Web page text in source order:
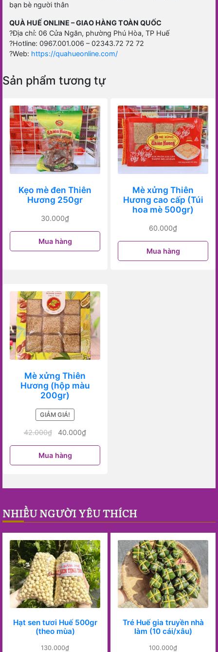
bạn bè người thân
QUÀ HUẾ ONLINE – GIAO HÀNG TOÀN QUỐC
?Địa chỉ: 06 Cửa Ngăn, phường Phú Hòa, TP Huế
?Hotline: 0967.001.006 – 02343.72 72 72
?Web: https://quahueonline.com/
Sản phẩm tương tự
Kẹo mè đen Thiên
Hương 250gr
30.000₫
Mua hàng
Mè xửng Thiên
Hương cao cấp (Túi
hoa mè 500gr)
60.000₫
Mua hàng
Mè xửng Thiên
Hương (hộp màu
200gr)
GIẢM GIÁ!
42.000₫ 40.000₫
Mua hàng
NHIỀU NGƯỜI YÊU THÍCH
Hạt sen tươi Huế 500gr
(theo mùa)
130.000₫
Tré Huế gia truyền nhà
làm (10 cái/xâu)
100.000₫